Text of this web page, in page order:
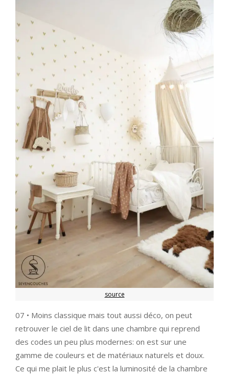
source
07 • Moins classique mais tout aussi déco, on peut
retrouver le ciel de lit dans une chambre qui reprend
des codes un peu plus modernes: on est sur une
gamme de couleurs et de matériaux naturels et doux.
Ce qui me plait le plus c'est la luminosité de la chambre